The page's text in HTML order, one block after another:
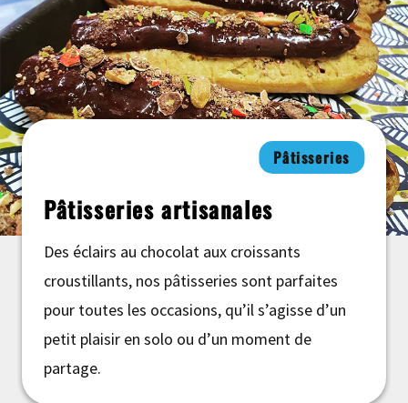
Pâtisseries
Pâtisseries artisanales
Des éclairs au chocolat aux croissants
croustillants, nos pâtisseries sont parfaites
pour toutes les occasions, qu’il s’agisse d’un
petit plaisir en solo ou d’un moment de
partage.